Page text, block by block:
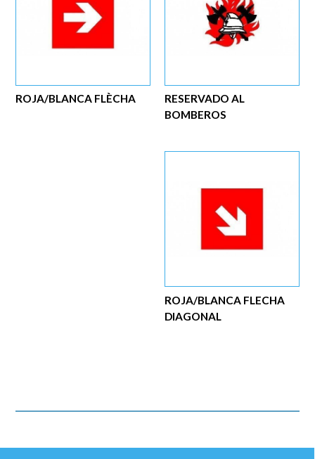
RESERVADO AL
BOMBEROS
ROJA/BLANCA FLÈCHA
ROJA/BLANCA FLECHA
DIAGONAL